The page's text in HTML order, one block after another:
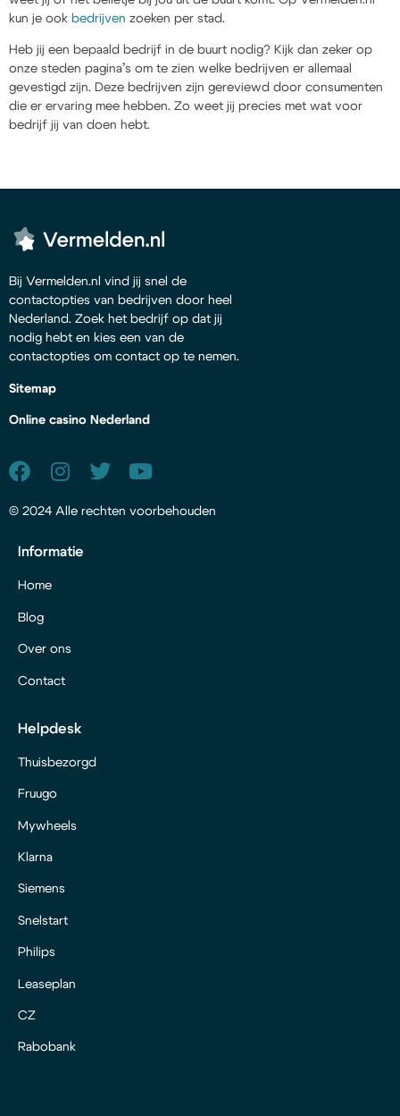
kun je ook bedrijven zoeken per stad.
Heb jij een bepaald bedrijf in de buurt nodig? Kijk dan zeker op
onze steden pagina’s om te zien welke bedrijven er allemaal
gevestigd zijn. Deze bedrijven zijn gereviewd door consumenten
die er ervaring mee hebben. Zo weet jij precies met wat voor
bedrijf jij van doen hebt.
Bij Vermelden.nl vind jij snel de
contactopties van bedrijven door heel
Nederland. Zoek het bedrijf op dat jij
nodig hebt en kies een van de
contactopties om contact op te nemen.
Sitemap
Online casino Nederland
© 2024 Alle rechten voorbehouden
Informatie
Home
Blog
Over ons
Contact
Helpdesk
Thuisbezorgd
Fruugo
Mywheels
Klarna
Siemens
Snelstart
Philips
Leaseplan
CZ
Rabobank